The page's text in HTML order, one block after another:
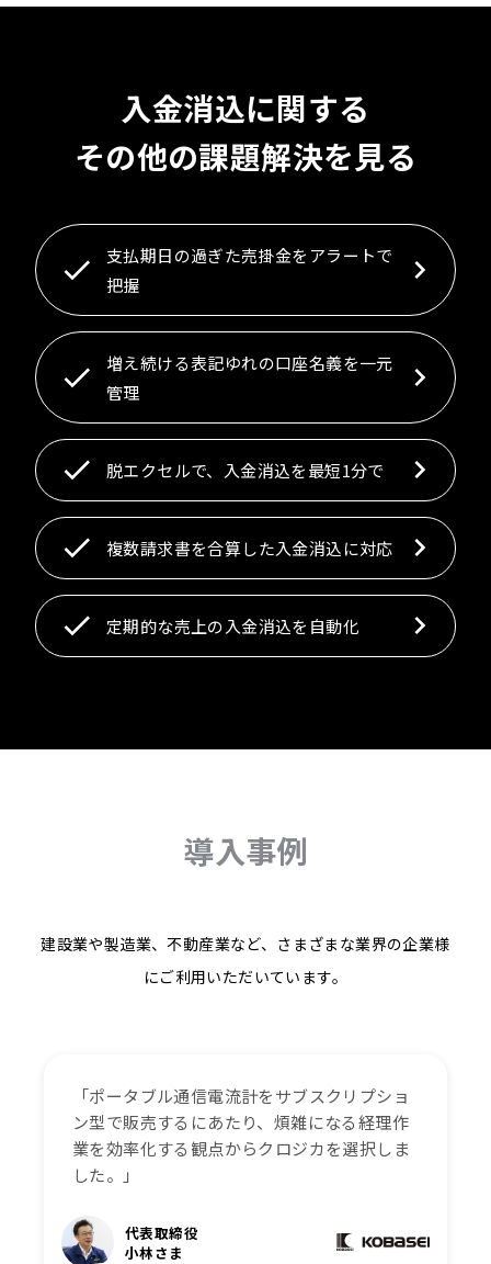
入金消込に関する
その他の課題解決を見る
支払期日の過ぎた売掛金をアラートで
把握
増え続ける表記ゆれの口座名義を一元
管理
脱エクセルで、入金消込を最短1分で
複数請求書を合算した入金消込に対応
定期的な売上の入金消込を自動化
導入事例
建設業や製造業、不動産業など、さまざまな業界の企業様
にご利用いただいています。
「ポータブル通信電流計をサブスクリプショ
ン型で販売するにあたり、煩雑になる経理作
業を効率化する観点からクロジカを選択しま
した。」
代表取締役
小林さま